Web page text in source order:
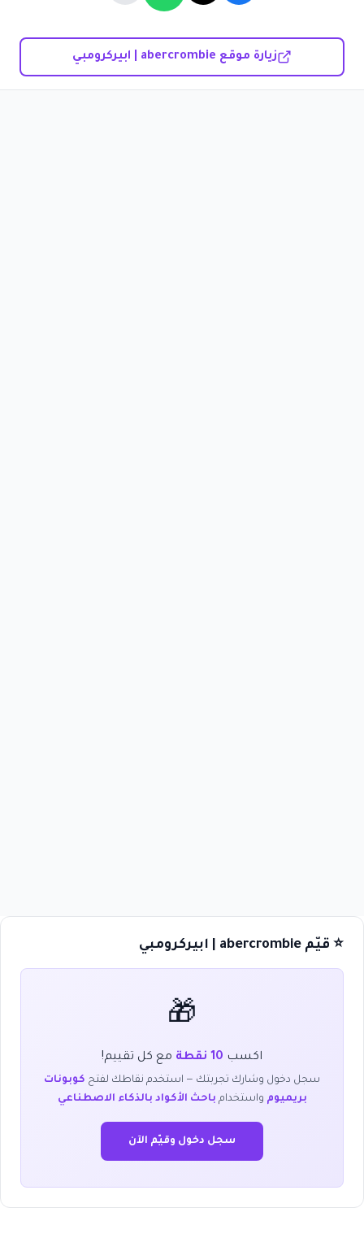
زيارة موقع abercrombie | ابيركرومبي
⭐ قيّم abercrombie | ابيركرومبي
🎁
اكسب 10 نقطة مع كل تقييم!
سجل دخول وشارك تجربتك — استخدم نقاطك لفتح كوبونات
بريميوم واستخدام باحث الأكواد بالذكاء الاصطناعي
سجل دخول وقيّم الآن